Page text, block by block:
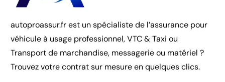
autoproassur.fr est un spécialiste de l’assurance pour
véhicule à usage professionnel, VTC & Taxi ou
Transport de marchandise, messagerie ou matériel ?
Trouvez votre contrat sur mesure en quelques clics.